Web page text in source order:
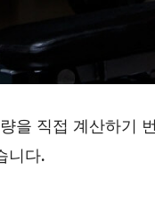
을 직접 계산하기
니다.